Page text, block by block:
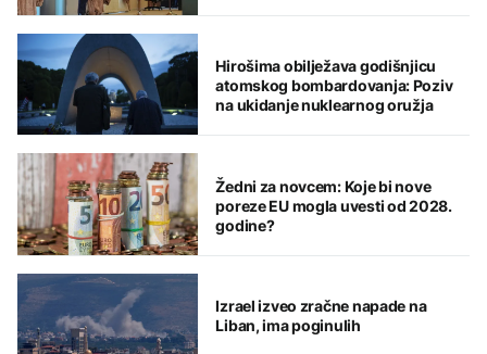
Hirošima obilježava godišnjicu
atomskog bombardovanja: Poziv
na ukidanje nuklearnog oružja
Žedni za novcem: Koje bi nove
poreze EU mogla uvesti od 2028.
godine?
Izrael izveo zračne napade na
Liban, ima poginulih